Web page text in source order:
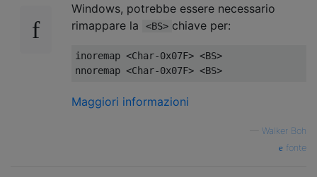
Windows, potrebbe essere necessario
rimappare la
<BS> chiave per:
inoremap <Char-0x07F> <BS>
Maggiori informazioni
Walker Boh
fonte